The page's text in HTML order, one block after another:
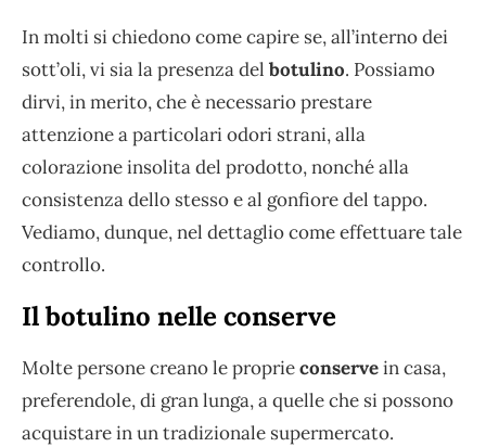
In molti si chiedono come capire se, all’interno dei
sott’oli, vi sia la presenza del botulino. Possiamo
dirvi, in merito, che è necessario prestare
attenzione a particolari odori strani, alla
colorazione insolita del prodotto, nonché alla
consistenza dello stesso e al gonfiore del tappo.
Vediamo, dunque, nel dettaglio come effettuare tale
controllo.
Il botulino nelle conserve
Molte persone creano le proprieconservein casa,
preferendole, di gran lunga, a quelle che si possono
acquistare in un tradizionale supermercato.